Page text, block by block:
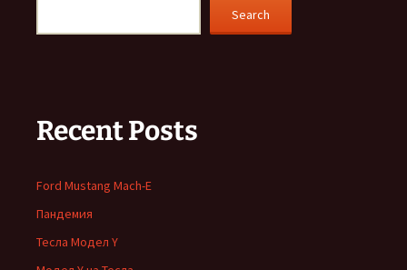
Search
Recent Posts
Ford Mustang Mach-E
Пандемия
Тесла Модел Y